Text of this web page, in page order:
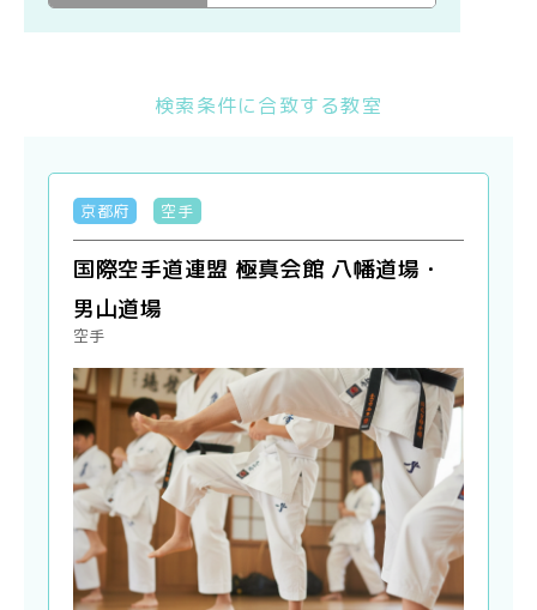
検索条件に合致する教室
京都府 空手
国際空手道連盟 極真会館 八幡道場・
男山道場
空手